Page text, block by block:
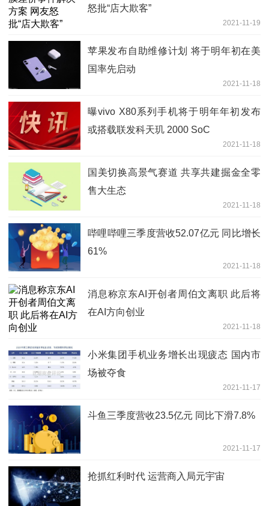
怒批“店大欺客”
2021-11-19
苹果发布自助维修计划 将于明年初在美
国率先启动
2021-11-18
曝vivo X80系列手机将于明年年初发布
或搭载联发科天玑 2000 SoC
2021-11-18
国美切换高景气赛道 共享共建掘金全零
售大生态
2021-11-18
哔哩哔哩三季度营收52.07亿元 同比增长
61%
2021-11-18
消息称京东AI开创者周伯文离职 此后将
在AI方向创业
2021-11-18
小米集团手机业务增长出现疲态 国内市
场被夺食
2021-11-17
斗鱼三季度营收23.5亿元 同比下滑7.8%
2021-11-17
抢抓红利时代 运营商入局元宇宙